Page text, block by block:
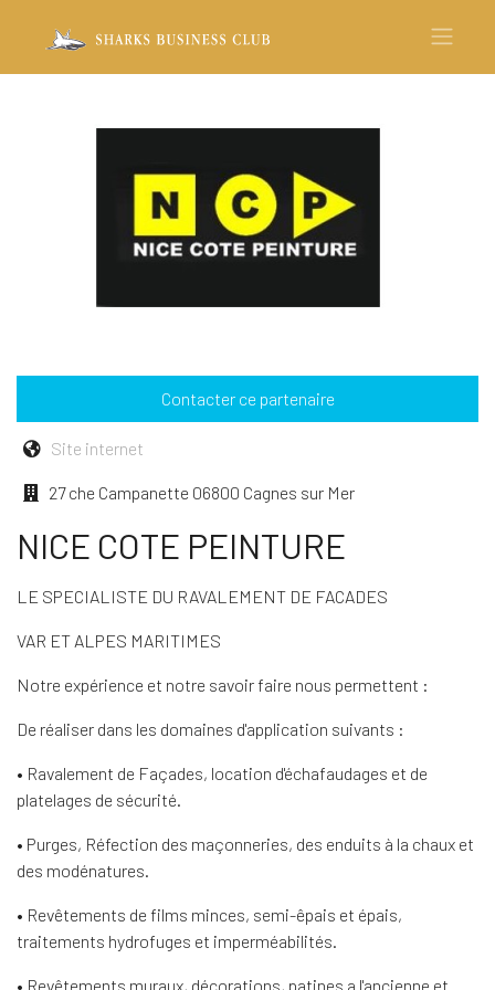
Contacter ce partenaire
Site internet
27 che Campanette 06800 Cagnes sur Mer
NICE COTE PEINTURE
LE SPECIALISTE DU RAVALEMENT DE FACADES
VAR ET ALPES MARITIMES
Notre expérience et notre savoir faire nous permettent :
De réaliser dans les domaines d'application suivants :
• Ravalement de Façades, location d'échafaudages et de
platelages de sécurité.
• Purges, Réfection des maçonneries, des enduits à la chaux et
des modénatures.
• Revêtements de films minces, semi-êpais et épais,
traitements hydrofuges et imperméabilités.
• Revêtements muraux, décorations, patines a l'ancienne et